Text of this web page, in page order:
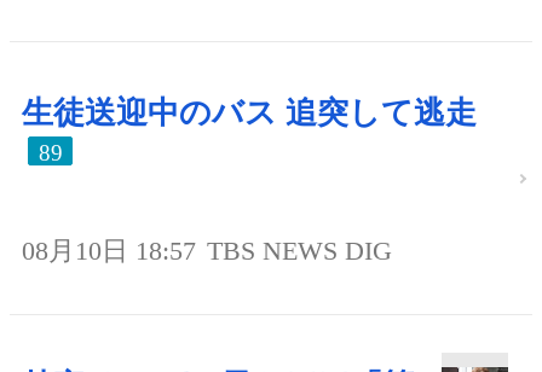
生徒送迎中のバス 追突して逃走
89
08月10日 18:57 TBS NEWS DIG